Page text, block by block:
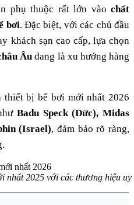
phụ thuộc rất lớn vào chất
bơi. Đặc biệt, với các chủ đầu
khách sạn cao cấp, lựa chọn
Âu đang là xu hướng hàng
bị bể bơi mới nhất 2026
Badu Speck (Đức), Midas
(Israel), đảm bảo rõ ràng,
nhất 2025 với các thương hiệu